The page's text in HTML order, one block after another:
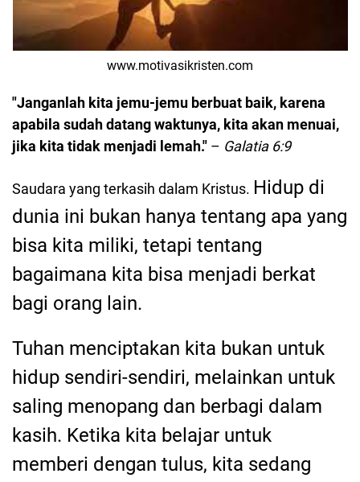
www.motivasikristen.com
"Janganlah kita jemu-jemu berbuat baik, karena
apabila sudah datang waktunya, kita akan menuai,
jika kita tidak menjadi lemah." – Galatia 6:9
Saudara yang terkasih dalam Kristus. Hidup di
dunia ini bukan hanya tentang apa yang
bisa kita miliki, tetapi tentang
bagaimana kita bisa menjadi berkat
bagi orang lain.
Tuhan menciptakan kita bukan untuk
hidup sendiri-sendiri, melainkan untuk
saling menopang dan berbagi dalam
kasih. Ketika kita belajar untuk
memberi dengan tulus, kita sedang